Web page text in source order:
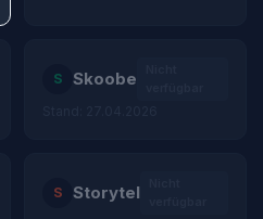
S Skoobe
S Storytel